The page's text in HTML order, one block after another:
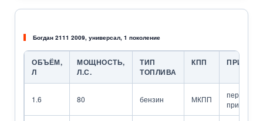
Богдан 2111 2009, универсал, 1 поколение
ОБЪЁМ,
Л
МОЩНОСТЬ,
Л.С.
ТИП
ТОПЛИВА
КПП ПРИВОД
1.6 80 бензин МКПП
передний
привод